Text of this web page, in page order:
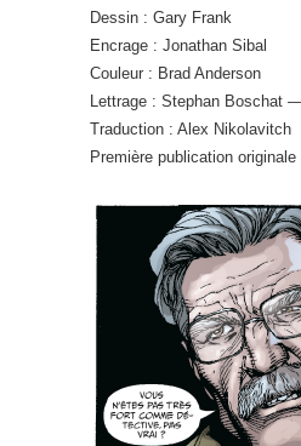
Dessin : Gary Frank
Encrage : Jonathan Sibal
Couleur : Brad Anderson
Lettrage : Stephan Boschat
Traduction : Alex Nikolavitch
Première publication